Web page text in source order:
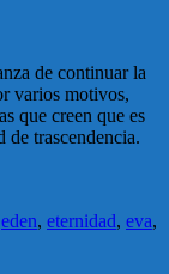
de continuar la
varios motivos,
que creen que es
de trascendencia.
eden, eternidad, eva,